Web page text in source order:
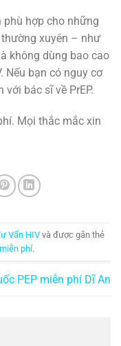
phù hợp cho những
xuyên – như
không dùng bao cao
Nếu bạn có nguy cơ
bác sĩ về PrEP.
Mọi thắc mắc xin
Vấn HIVvà được gắn thẻ
phí.
PEP miễn phí Dĩ An